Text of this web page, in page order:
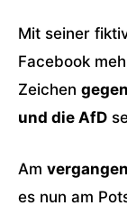
Mit seiner
Facebook
Zeichen
und die AfD
Am
es nun am